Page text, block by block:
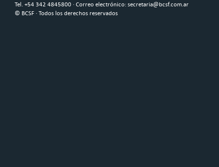
Tel. +54 342 4845800 · Correo electrónico: secretaria@bcsf.com.ar
© BCSF · Todos los derechos reservados